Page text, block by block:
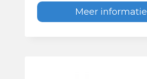
Meer informatie